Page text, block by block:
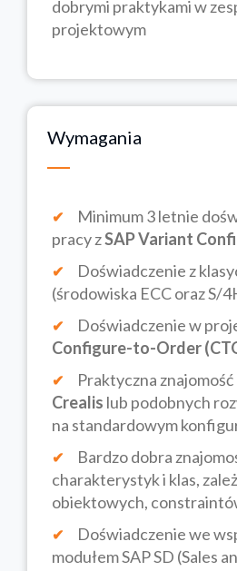
dobrymi praktykami w
projektowym
Wymagania
Minimum 3 letnie
pracy zSAP Variant
Doświadczenie z
(środowiska ECC oraz S/
Doświadczenie w
Configure-to-Order
Praktyczna
Crealis lub podobnych
na standardowym
Bardzo dobra
charakterystyk i klas,
obiektowych,
Doświadczenie we
modułem SAP SD (Sales